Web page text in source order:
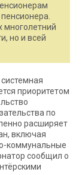
многолетний
но и всей
приоритетом
по
расширяет
включая
коммунальные
сообщил о